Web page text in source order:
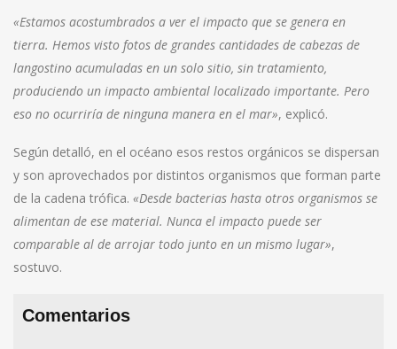
«Estamos acostumbrados a ver el impacto que se genera en
tierra. Hemos visto fotos de grandes cantidades de cabezas de
langostino acumuladas en un solo sitio, sin tratamiento,
produciendo un impacto ambiental localizado importante. Pero
eso no ocurriría de ninguna manera en el mar», explicó.
Según detalló, en el océano esos restos orgánicos se dispersan
y son aprovechados por distintos organismos que forman parte
de la cadena trófica. «Desde bacterias hasta otros organismos se
alimentan de ese material. Nunca el impacto puede ser
comparable al de arrojar todo junto en un mismo lugar»,
sostuvo.
Comentarios